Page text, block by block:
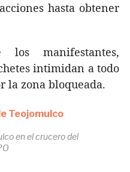
hasta obtener
los manifestantes,
intimidan a todo
la zona bloqueada.
en el crucero del